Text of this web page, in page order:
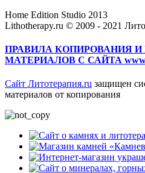
Home Edition Studio 2013
Lithotherapy.ru © 2009 - 2021
ПРАВИЛА КОПИРОВАНИЯ
МАТЕРИАЛОВ С САЙТА
Сайт Литотерапия.ru защищен
материалов от копирования